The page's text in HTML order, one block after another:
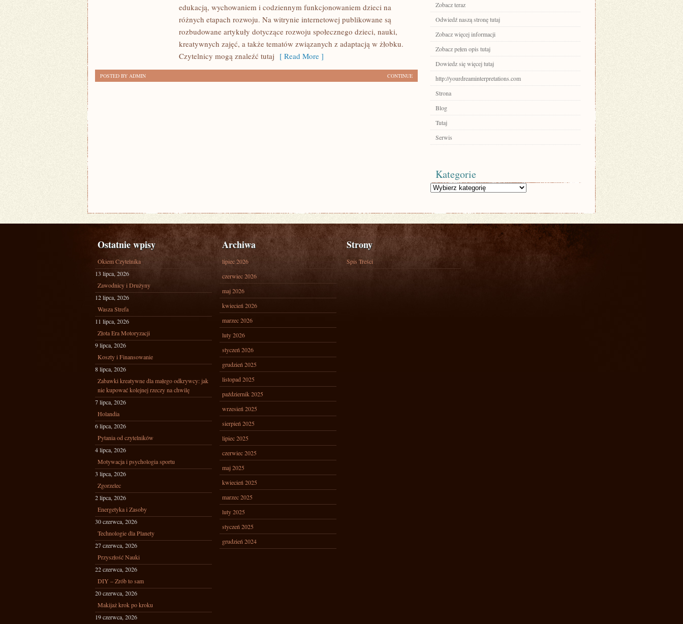
edukacją, wychowaniem i codziennym funkcjonowaniem dzieci na
różnych etapach rozwoju. Na witrynie internetowej publikowane są
rozbudowane artykuły dotyczące rozwoju społecznego dzieci, nauki,
kreatywnych zajęć, a także tematów związanych z adaptacją w żłobku.
Czytelnicy mogą znaleźć tutaj [ Read More ]
CONTINUE
POSTED BY ADMIN
Zobacz teraz
Odwiedź naszą stronę tutaj
Zobacz więcej informacji
Zobacz pełen opis tutaj
Dowiedz się więcej tutaj
http://yourdreaminterpretations.com
Strona
Blog
Tutaj
Serwis
Kategorie
Kategorie
Ostatnie wpisy
Okiem Czytelnika
13 lipca, 2026
Zawodnicy i Drużyny
12 lipca, 2026
Wasza Strefa
11 lipca, 2026
Złota Era Motoryzacji
9 lipca, 2026
Koszty i Finansowanie
8 lipca, 2026
Zabawki kreatywne dla małego odkrywcy: jak
nie kupować kolejnej rzeczy na chwilę
7 lipca, 2026
Holandia
6 lipca, 2026
Pytania od czytelników
4 lipca, 2026
Motywacja i psychologia sportu
3 lipca, 2026
Zgorzelec
2 lipca, 2026
Energetyka i Zasoby
30 czerwca, 2026
Technologie dla Planety
27 czerwca, 2026
Przyszłość Nauki
22 czerwca, 2026
DIY – Zrób to sam
20 czerwca, 2026
Makijaż krok po kroku
19 czerwca, 2026
Archiwa
lipiec 2026
czerwiec 2026
maj 2026
kwiecień 2026
marzec 2026
luty 2026
styczeń 2026
grudzień 2025
listopad 2025
październik 2025
wrzesień 2025
sierpień 2025
lipiec 2025
czerwiec 2025
maj 2025
kwiecień 2025
marzec 2025
luty 2025
styczeń 2025
grudzień 2024
Strony
Spis Treści